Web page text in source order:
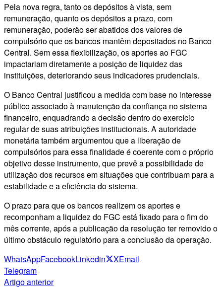
Pela nova regra, tanto os depósitos à vista, sem
remuneração, quanto os depósitos a prazo, com
remuneração, poderão ser abatidos dos valores de
compulsório que os bancos mantêm depositados no Banco
Central. Sem essa flexibilização, os aportes ao FGC
impactariam diretamente a posição de liquidez das
instituições, deteriorando seus indicadores prudenciais.
O Banco Central justificou a medida com base no interesse
público associado à manutenção da confiança no sistema
financeiro, enquadrando a decisão dentro do exercício
regular de suas atribuições institucionais. A autoridade
monetária também argumentou que a liberação de
compulsórios para essa finalidade é coerente com o próprio
objetivo desse instrumento, que prevê a possibilidade de
utilização dos recursos em situações que contribuam para a
estabilidade e a eficiência do sistema.
O prazo para que os bancos realizem os aportes e
recomponham a liquidez do FGC está fixado para o fim do
mês corrente, após a publicação da resolução ter removido o
último obstáculo regulatório para a conclusão da operação.
WhatsAppFacebookLinkedin XEmail
Telegram
Artigo anterior